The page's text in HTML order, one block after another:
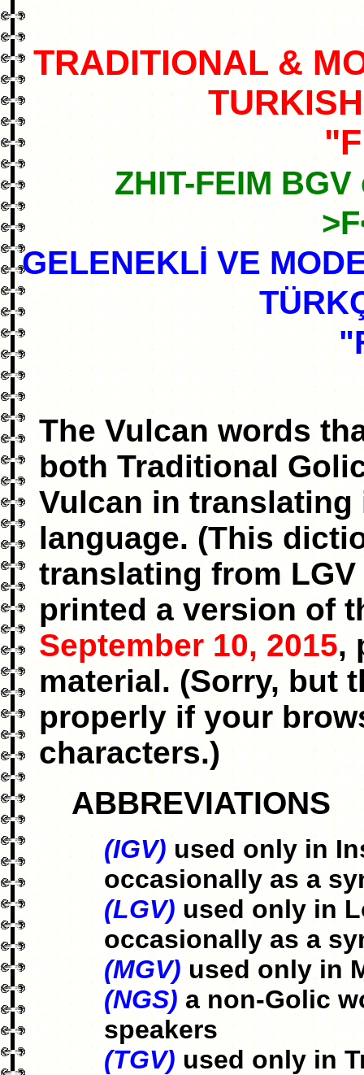
TRADITIONAL &
ZHIT-FEIM
GELENEKLİ VE
The Vulcan words
both Traditional
Vulcan in translating
language. (This
translating from
printed a version of
September 10, 2015,
material. (Sorry, but
properly if your
characters.)
ABBREVIATIONS
(IGV) used only in
occasionally as a
(LGV) used only in
occasionally as a
(MGV) used only in
(NGS) a non-Golic
speakers
(TGV) used only in